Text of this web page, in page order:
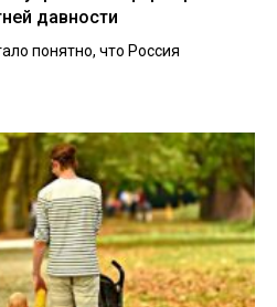
давности
понятно, что Россия